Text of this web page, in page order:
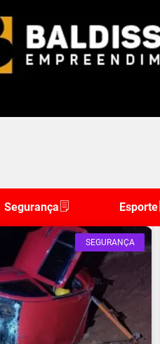
Segurança Esporte
SEGURANÇA